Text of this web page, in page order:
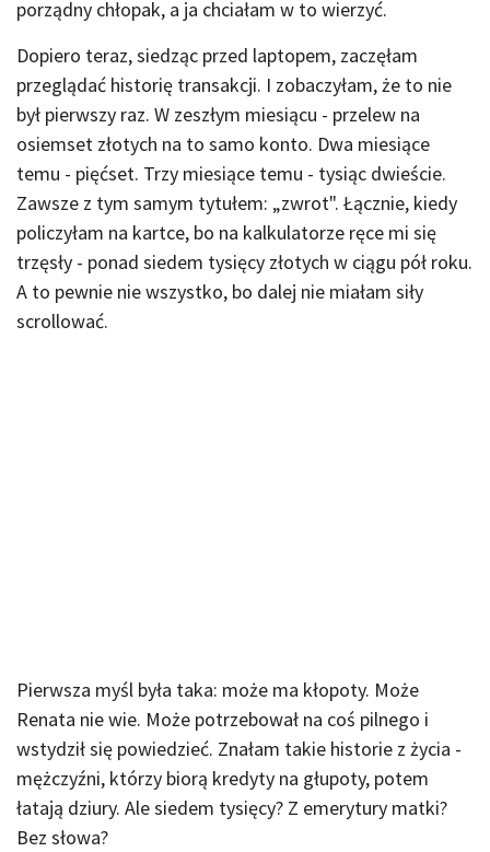
porządny chłopak, a ja chciałam w to wierzyć.
Dopiero teraz, siedząc przed laptopem, zaczęłam
przeglądać historię transakcji. I zobaczyłam, że to nie
był pierwszy raz. W zeszłym miesiącu - przelew na
osiemset złotych na to samo konto. Dwa miesiące
temu - pięćset. Trzy miesiące temu - tysiąc dwieście.
Zawsze z tym samym tytułem: „zwrot". Łącznie, kiedy
policzyłam na kartce, bo na kalkulatorze ręce mi się
trzęsły - ponad siedem tysięcy złotych w ciągu pół roku.
A to pewnie nie wszystko, bo dalej nie miałam siły
scrollować.
Pierwsza myśl była taka: może ma kłopoty. Może
Renata nie wie. Może potrzebował na coś pilnego i
wstydził się powiedzieć. Znałam takie historie z życia -
mężczyźni, którzy biorą kredyty na głupoty, potem
łatają dziury. Ale siedem tysięcy? Z emerytury matki?
Bez słowa?